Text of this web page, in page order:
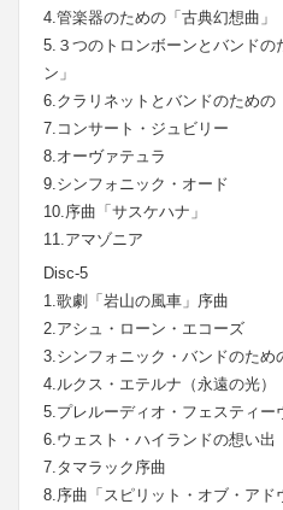
4.管楽器のための「古典幻想曲」
5.３つのトロンボーンとバンドの
ン」
6.クラリネットとバンドのための
7.コンサート・ジュビリー
8.オーヴァテュラ
9.シンフォニック・オード
10.序曲「サスケハナ」
11.アマゾニア
Disc-5
1.歌劇「岩山の風車」序曲
2.アシュ・ローン・エコーズ
3.シンフォニック・バンドのため
4.ルクス・エテルナ（永遠の光）
5.プレルーディオ・フェスティー
6.ウェスト・ハイランドの想い出
7.タマラック序曲
8.序曲「スピリット・オブ・アド